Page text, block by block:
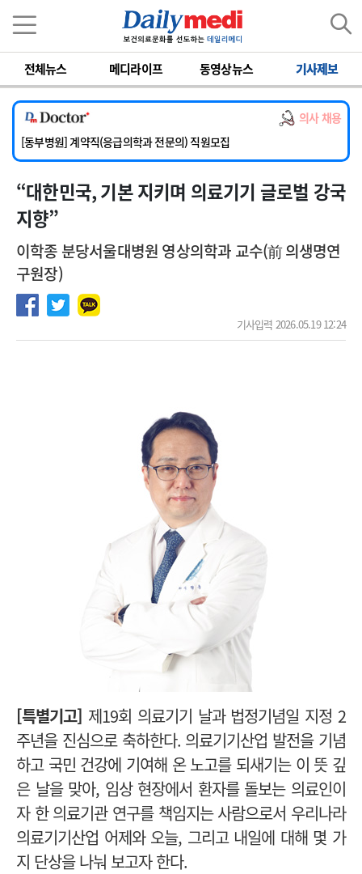
전체뉴스 메디라이프 동영상뉴스 기사제보
의사 채용
[서울아산병원] 2026년 하반기 인턴 모집
[영남대학교의료원] 마취통증의학과 임기제 임상의사 채용
[충남대학교병원] 소아청소년과(소아응급전담) 계약직 의사 공개채용
[동부병원] 계약직(응급의학과 전문의) 직원모집
[이대목동병원] 하반기 전공의(레지던트1년차) 모집
[서울아산병원] 2026년 하반기 인턴 모집
[영남대학교의료원] 마취통증의학과 임기제 임상의사 채용
“대한민국, 기본 지키며 의료기기 글로벌 강국
지향”
이학종 분당서울대병원 영상의학과 교수(前 의생명연
구원장)
기사입력 2026.05.19 12:24
[특별기고] 제19회 의료기기 날과 법정기념일 지정 2
주년을 진심으로 축하한다. 의료기기산업 발전을 기념
하고 국민 건강에 기여해 온 노고를 되새기는 이 뜻 깊
은 날을 맞아, 임상 현장에서 환자를 돌보는 의료인이
자 한 의료기관 연구를 책임지는 사람으로서 우리나라
의료기기산업 어제와 오늘, 그리고 내일에 대해 몇 가
지 단상을 나눠 보고자 한다.